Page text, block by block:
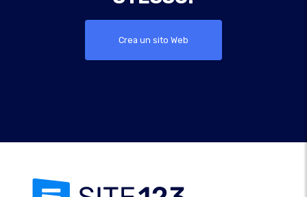
Crea un sito Web